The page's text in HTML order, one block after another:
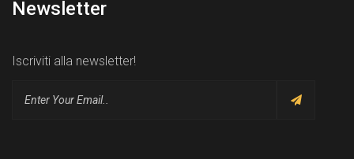
Newsletter
Iscriviti alla newsletter!